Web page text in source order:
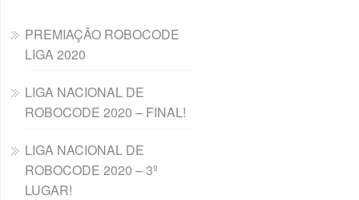
PREMIAÇÃO ROBOCODE
LIGA 2020
LIGA NACIONAL DE
ROBOCODE 2020 – FINAL!
LIGA NACIONAL DE
ROBOCODE 2020 – 3º
LUGAR!